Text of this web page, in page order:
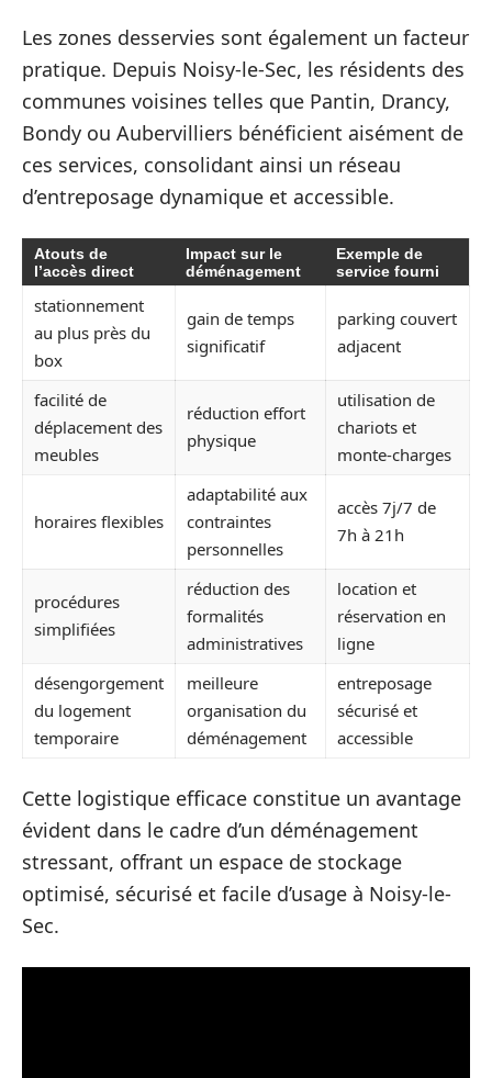
Les zones desservies sont également un facteur
pratique. Depuis Noisy-le-Sec, les résidents des
communes voisines telles que Pantin, Drancy,
Bondy ou Aubervilliers bénéficient aisément de
ces services, consolidant ainsi un réseau
d’entreposage dynamique et accessible.
Atouts de
l’accès direct
Impact sur le
déménagement
Exemple de
service fourni
stationnement
au plus près du
box
gain de temps
significatif
parking couvert
adjacent
facilité de
déplacement des
meubles
réduction effort
physique
utilisation de
chariots et
monte-charges
horaires flexibles
adaptabilité aux
contraintes
personnelles
accès 7j/7 de
7h à 21h
procédures
simplifiées
réduction des
formalités
administratives
location et
réservation en
ligne
désengorgement
du logement
temporaire
meilleure
organisation du
déménagement
entreposage
sécurisé et
accessible
Cette logistique efficace constitue un avantage
évident dans le cadre d’un déménagement
stressant, offrant un espace de stockage
optimisé, sécurisé et facile d’usage à Noisy-le-
Sec.